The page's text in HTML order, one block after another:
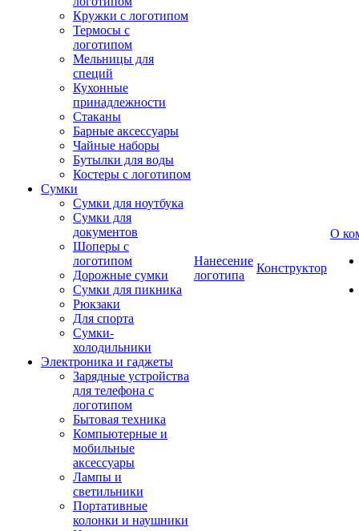
Кружки с логотипом
Термосы с
логотипом
Мельницы для
специй
Кухонные
принадлежности
Стаканы
Барные аксессуары
Чайные наборы
Бутылки для воды
Костеры с логотипом
Сумки
Сумки для ноутбука
Сумки для
документов
Шоперы с
логотипом
Дорожные сумки
Сумки для пикника
Рюкзаки
Для спорта
Сумки-
холодильники
Электроника и гаджеты
Зарядные устройства
для телефона с
логотипом
Бытовая техника
Компьютерные и
мобильные
аксессуары
Лампы и
светильники
Портативные
колонки и наушники
Нанесение
логотипа
Конструктор
О